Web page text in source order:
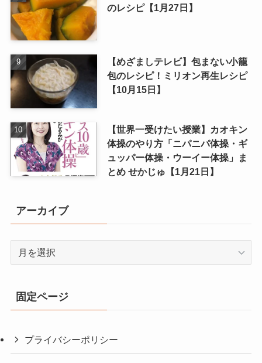
のレシピ【1月27日】
【めざましテレビ】包まない小籠
包のレシピ！ミリオン再生レシピ
【10月15日】
【世界一受けたい授業】カオキン
体操のやり方「ニパニパ体操・ギ
ュッパー体操・ウーイー体操」ま
とめ せかじゅ【1月21日】
アーカイブ
イ
ブ
固定ページ
プライバシーポリシー